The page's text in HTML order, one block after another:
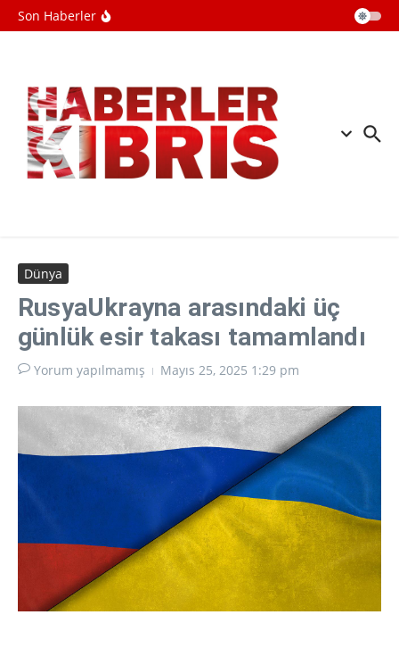
İçeriğe atla
Son Haberler
FAA yüzlerce Boeing 737 Max
uçağında çatlak incelemesi istedi
Dünya
RusyaUkrayna arasındaki üç
günlük esir takası tamamlandı
Yorum yapılmamış Mayıs 25, 2025 1:29 pm